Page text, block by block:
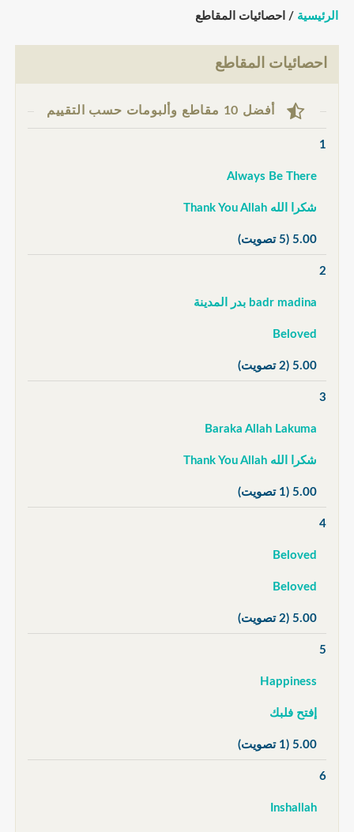
الرئيسية / احصائيات المقاطع
احصائيات المقاطع
أفضل 10 مقاطع وألبومات حسب التقييم
1
Always Be There
شكرا الله Thank You Allah
5.00 (5 تصويت)
2
badr madina بدر المدينة
Beloved
5.00 (2 تصويت)
3
Baraka Allah Lakuma
شكرا الله Thank You Allah
5.00 (1 تصويت)
4
Beloved
Beloved
5.00 (2 تصويت)
5
Happiness
إفتح فلبك
5.00 (1 تصويت)
6
Inshallah